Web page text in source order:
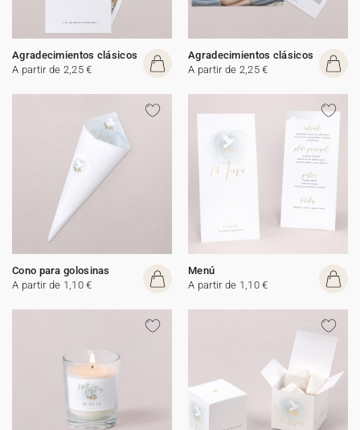
Agradecimientos clásicos
A partir de 2,25 €
Agradecimientos clásicos
A partir de 2,25 €
Cono para golosinas
A partir de 1,10 €
Menú
A partir de 1,10 €